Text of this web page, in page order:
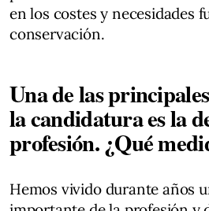
en los costes y necesidades
conservación.
Una de las
la candidatura es la
profesión. ¿Qué
Hemos vivido durante años